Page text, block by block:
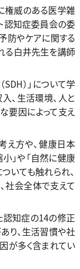
権威のある医学雑
認知症委員会の委
防やケアに関する
る白井先生を講師
）」について学
、生活環境、人と
要因によって支え
え方や、健康日本
」や「自然に健康
いても触れられ、
社会全体で支えて
認知症の14の修正
り、生活習慣や社
が多く含まれてい